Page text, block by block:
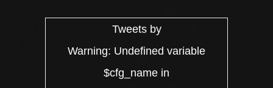
Tweets by
Warning: Undefined variable
$cfg_name in